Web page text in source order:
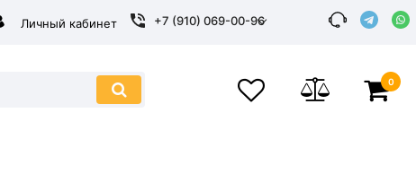
Личный кабинет +7 (910) 069-00-96
0